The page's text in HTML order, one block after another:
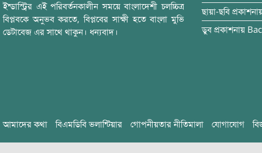
ইন্ডাস্ট্রির এই পরিবর্তনকালীন সময়ে বাংলাদেশী চলচ্চিত্র
বিপ্লবকে অনুভব করতে, বিপ্লবের সাক্ষী হতে বাংলা মুভি
ডেটাবেজ এর সাথে থাকুন। ধন্যবাদ।
ছায়া-ছবি
ডুব প্রকাশনায়
আমাদের কথা বিএমডিবি ভলান্টিয়ার গোপনীয়তার নীতিমালা যোগাযোগ